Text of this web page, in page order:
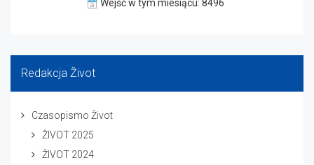
Wejść w tym miesiącu: 8496
Redakcja Život
Czasopismo Život
ŽIVOT 2025
ŽIVOT 2024